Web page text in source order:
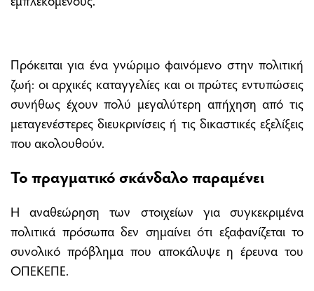
Πρόκειται για ένα γνώριμο φαινόμενο στην πολιτική
ζωή: οι αρχικές καταγγελίες και οι πρώτες εντυπώσεις
συνήθως έχουν πολύ μεγαλύτερη απήχηση από τις
μεταγενέστερες διευκρινίσεις ή τις δικαστικές εξελίξεις
που ακολουθούν.
Το πραγματικό σκάνδαλο παραμένει
Η αναθεώρηση των στοιχείων για συγκεκριμένα
πολιτικά πρόσωπα δεν σημαίνει ότι εξαφανίζεται το
συνολικό πρόβλημα που αποκάλυψε η έρευνα του
ΟΠΕΚΕΠΕ.